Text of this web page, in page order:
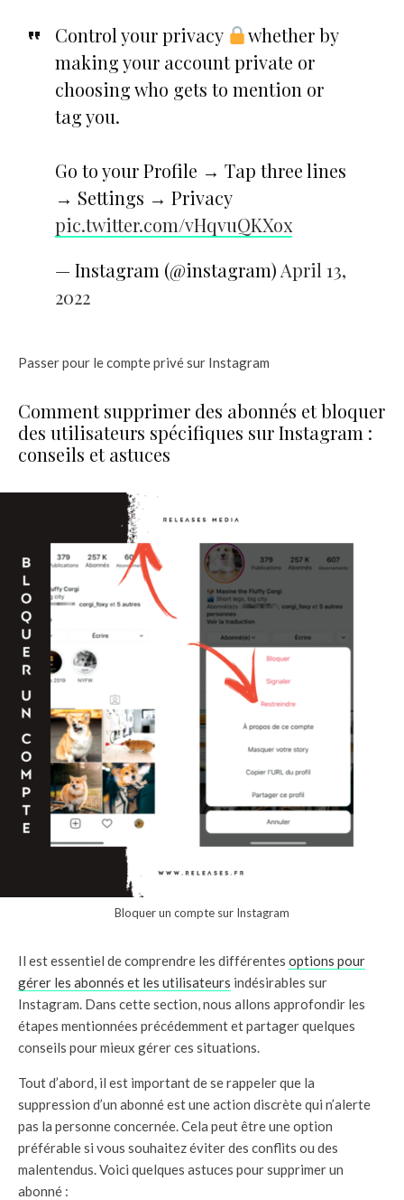
Control your privacy
whether by
making your account private or
choosing who gets to mention or
tag you.
Go to your Profile → Tap three lines
→ Settings → Privacy
pic.twitter.com/vHqvuQKXox
— Instagram (@instagram)April 13,
2022
Passer pour le compte privé sur Instagram
Comment supprimer des abonnés et bloquer
des utilisateurs spécifiques sur Instagram :
conseils et astuces
Bloquer un compte sur Instagram
Il est essentiel de comprendre les différentes options pour
gérer les abonnés et les utilisateurs indésirables sur
Instagram. Dans cette section, nous allons approfondir les
étapes mentionnées précédemment et partager quelques
conseils pour mieux gérer ces situations.
Tout d’abord, il est important de se rappeler que la
suppression d’un abonné est une action discrète qui n’alerte
pas la personne concernée. Cela peut être une option
préférable si vous souhaitez éviter des conflits ou des
malentendus. Voici quelques astuces pour supprimer un
abonné :